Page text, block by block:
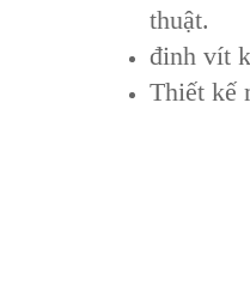
thuật.
đinh vít
Thiết kế